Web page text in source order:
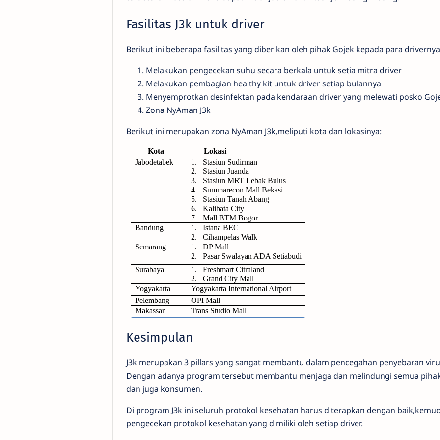
Fasilitas J3k untuk driver
Berikut ini beberapa fasilitas yang diberikan oleh pihak Gojek kepada para
Melakukan pengecekan suhu secara berkala untuk setia mitra driver
Melakukan pembagian healthy kit untuk driver setiap bulannya
Menyemprotkan desinfektan pada kendaraan driver yang melewati posko
Zona NyAman J3k
Berikut ini merupakan zona NyAman J3k,meliputi kota dan lokasinya:
Kota
Lokasi
Jabodetabek
1.
Stasiun Sudirman
2.
Stasiun Juanda
3.
Stasiun MRT Lebak Bulus
4.
Summarecon Mall Bekasi
5.
Stasiun Tanah Abang
6.
Kalibata City
7.
Mall BTM Bogor
Bandung
1.
Istana BEC
2.
Cihampelas Walk
Semarang
1.
DP Mall
2.
Pasar Swalayan ADA Setiabudi
Surabaya
1.
Freshmart Citraland
2.
Grand City Mall
Yogyakarta
Yogyakarta International Airport
Pelembang
OPI Mall
Makassar
Trans Studio Mall
Kesimpulan
J3k merupakan 3 pillars yang sangat membantu dalam pencegahan penyebaran
Dengan adanya program tersebut membantu menjaga dan melindungi semua
dan juga konsumen.
Di program J3k ini seluruh protokol kesehatan harus diterapkan dengan
pengecekan protokol kesehatan yang dimiliki oleh setiap driver.